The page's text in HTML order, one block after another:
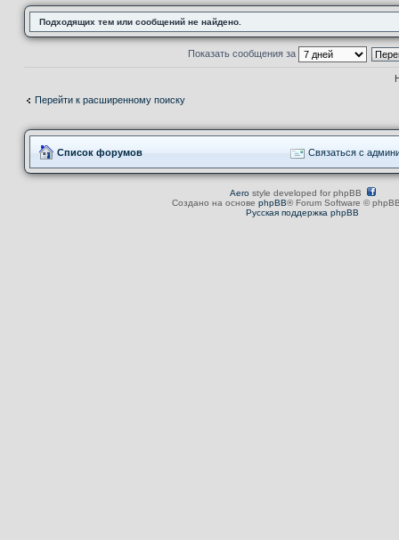
Подходящих тем или сообщений не найдено.
Показать сообщения за
Перейти к расширенному поиску
Список форумов Связаться с
Aerostyle developed for phpBB
Создано на основе phpBB® Forum Software ©
Русская поддержка phpBB